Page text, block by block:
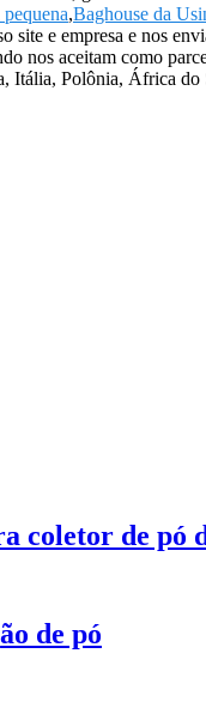
,Baghouse da
site e empresa e nos
nos aceitam como
Itália, Polônia, África
coletor de pó
de pó